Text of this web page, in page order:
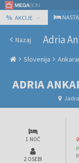
% AKCIJE
Nazaj Adria
Slovenija
ADRIA
1 NOČ
2 OSEBI